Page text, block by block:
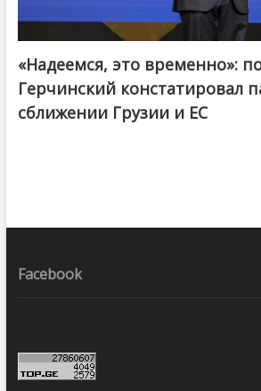
«Надеемся, это временно»:
Герчинский констатировал
сближении Грузии и ЕС
Facebook